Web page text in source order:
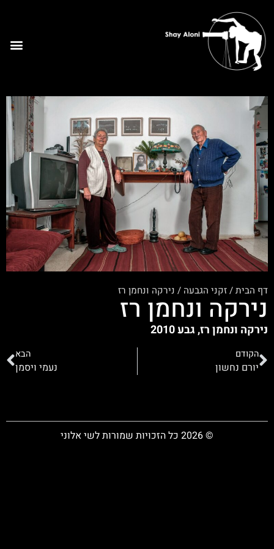
דף הבית/זקני הגבעה / נירקה ונחמן רז
נירקה ונחמן רז
נירקה ונחמן רז, גבע 2010
הקודם
יורם נחשון
הבא
נעמי ויסמן
© 2026 כל הזכויות שמורות לשי אלוני